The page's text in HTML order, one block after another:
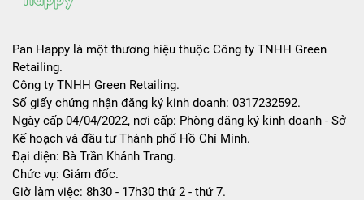
Pan Happy là một thương hiệu thuộc Công ty TNHH Green
Retailing.
Công ty TNHH Green Retailing.
Số giấy chứng nhận đăng ký kinh doanh: 0317232592.
Ngày cấp 04/04/2022, nơi cấp: Phòng đăng ký kinh doanh - Sở
Kế hoạch và đầu tư Thành phố Hồ Chí Minh.
Đại diện: Bà Trần Khánh Trang.
Chức vụ: Giám đốc.
Giờ làm việc: 8h30 - 17h30 thứ 2 - thứ 7.